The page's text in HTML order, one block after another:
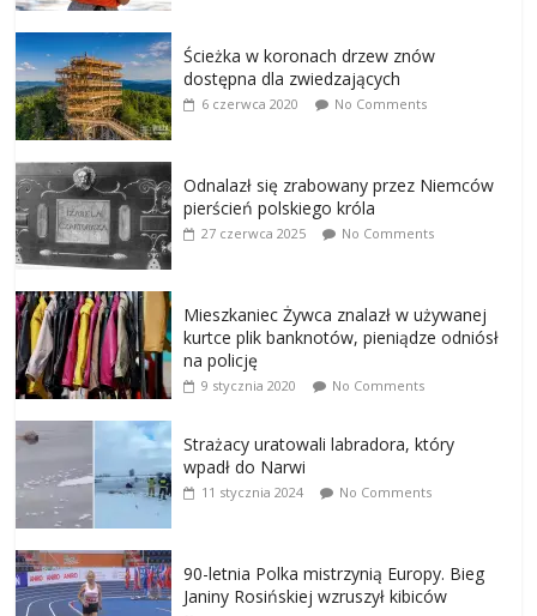
Ścieżka w koronach drzew znów
dostępna dla zwiedzających
6 czerwca 2020 No Comments
Odnalazł się zrabowany przez Niemców
pierścień polskiego króla
27 czerwca 2025 No Comments
Mieszkaniec Żywca znalazł w używanej
kurtce plik banknotów, pieniądze odniósł
na policję
9 stycznia 2020 No Comments
Strażacy uratowali labradora, który
wpadł do Narwi
11 stycznia 2024 No Comments
90-letnia Polka mistrzynią Europy. Bieg
Janiny Rosińskiej wzruszył kibiców